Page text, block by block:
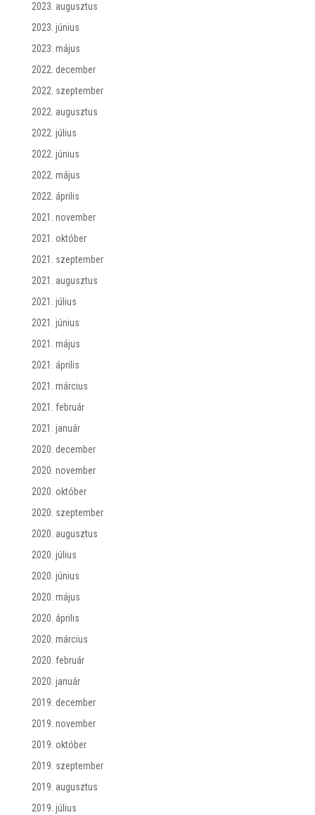
2023. augusztus
2023. június
2023. május
2022. december
2022. szeptember
2022. augusztus
2022. július
2022. június
2022. május
2022. április
2021. november
2021. október
2021. szeptember
2021. augusztus
2021. július
2021. június
2021. május
2021. április
2021. március
2021. február
2021. január
2020. december
2020. november
2020. október
2020. szeptember
2020. augusztus
2020. július
2020. június
2020. május
2020. április
2020. március
2020. február
2020. január
2019. december
2019. november
2019. október
2019. szeptember
2019. augusztus
2019. július